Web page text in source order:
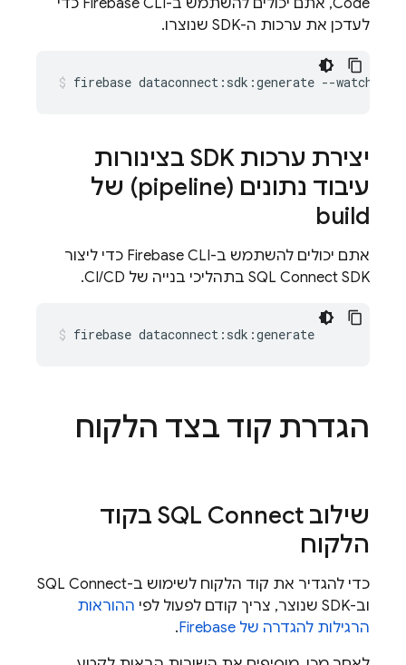
Code, אתם יכולים להשתמש ב-Firebase CLI כדי
לעדכן את ערכות ה-SDK שנוצרו.
firebase dataconnect:sdk:generate --watch
יצירת ערכות SDK בצינורות
עיבוד נתונים (pipeline) של
build
אתם יכולים להשתמש ב-Firebase CLI כדי ליצור
SQL Connect SDK בתהליכי בנייה של CI/CD.
firebase dataconnect:sdk:generate
הגדרת קוד בצד הלקוח
שילוב SQL Connect בקוד
הלקוח
כדי להגדיר את קוד הלקוח לשימוש ב-SQL Connect
וב-SDK שנוצר, צריך קודם לפעול לפי
ההוראות
הרגילות להגדרה של Firebase
.